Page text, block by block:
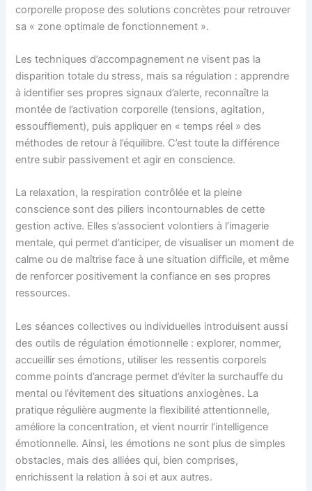
corporelle propose des solutions concrètes pour retrouver
sa « zone optimale de fonctionnement ».
Les techniques d’accompagnement ne visent pas la
disparition totale du stress, mais sa régulation : apprendre
à identifier ses propres signaux d’alerte, reconnaître la
montée de l’activation corporelle (tensions, agitation,
essoufflement), puis appliquer en « temps réel » des
méthodes de retour à l’équilibre. C’est toute la différence
entre subir passivement et agir en conscience.
La relaxation, la respiration contrôlée et la pleine
conscience sont des piliers incontournables de cette
gestion active. Elles s’associent volontiers à l’imagerie
mentale, qui permet d’anticiper, de visualiser un moment de
calme ou de maîtrise face à une situation difficile, et même
de renforcer positivement la confiance en ses propres
ressources.
Les séances collectives ou individuelles introduisent aussi
des outils de régulation émotionnelle : explorer, nommer,
accueillir ses émotions, utiliser les ressentis corporels
comme points d’ancrage permet d’éviter la surchauffe du
mental ou l’évitement des situations anxiogènes. La
pratique régulière augmente la flexibilité attentionnelle,
améliore la concentration, et vient nourrir l’intelligence
émotionnelle. Ainsi, les émotions ne sont plus de simples
obstacles, mais des alliées qui, bien comprises,
enrichissent la relation à soi et aux autres.